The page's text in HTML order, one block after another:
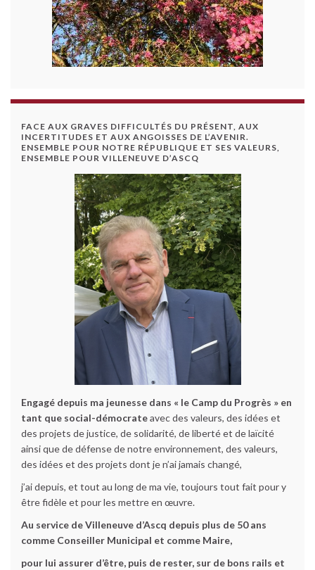
FACE AUX GRAVES DIFFICULTÉS DU PRÉSENT, AUX
INCERTITUDES ET AUX ANGOISSES DE L’AVENIR.
ENSEMBLE POUR NOTRE RÉPUBLIQUE ET SES VALEURS,
ENSEMBLE POUR VILLENEUVE D’ASCQ
Engagé depuis ma jeunesse dans « le Camp du Progrès » en
tant que social-démocrateavec des valeurs, des idées et
des projets de justice, de solidarité, de liberté et de laïcité
ainsi que de défense de notre environnement, des valeurs,
des idées et des projets dont je n’ai jamais changé,
j’ai depuis, et tout au long de ma vie, toujours tout fait pour y
être fidèle et pour les mettre en œuvre.
Au service de Villeneuve d’Ascq depuis plus de 50 ans
comme Conseiller Municipal et comme Maire,
pour lui assurer d’être, puis de rester, sur de bons rails et